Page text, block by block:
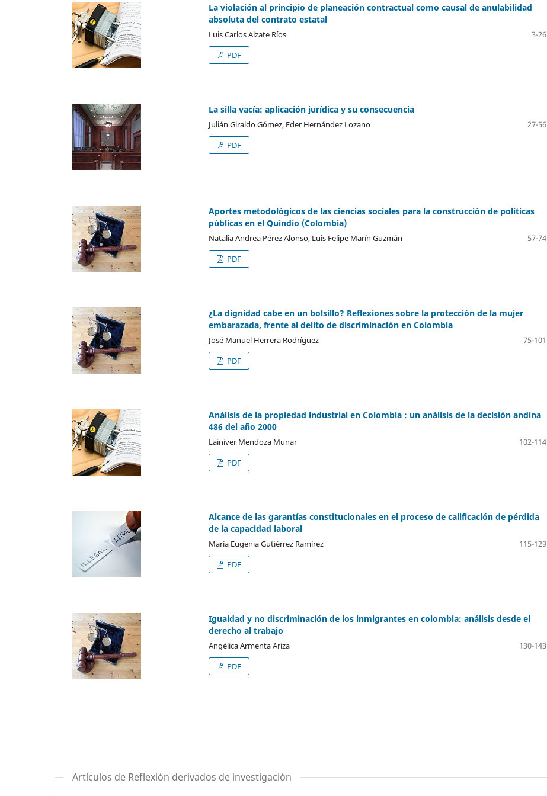
La violación al principio de planeación contractual como causal de anulabilidad
absoluta del contrato estatal
Luis Carlos Alzate Ríos
3-26
PDF
La silla vacía: aplicación jurídica y su consecuencia
Julián Giraldo Gómez, Eder Hernández Lozano
27-56
PDF
Aportes metodológicos de las ciencias sociales para la construcción de políticas
públicas en el Quindío (Colombia)
Natalia Andrea Pérez Alonso, Luis Felipe Marín Guzmán
57-74
PDF
¿La dignidad cabe en un bolsillo? Reflexiones sobre la protección de la mujer
embarazada, frente al delito de discriminación en Colombia
José Manuel Herrera Rodríguez
75-101
PDF
Análisis de la propiedad industrial en Colombia : un análisis de la decisión andina
486 del año 2000
Lainiver Mendoza Munar
102-114
PDF
Alcance de las garantías constitucionales en el proceso de calificación de pérdida
de la capacidad laboral
María Eugenia Gutiérrez Ramírez
115-129
PDF
Igualdad y no discriminación de los inmigrantes en colombia: análisis desde el
derecho al trabajo
Angélica Armenta Ariza
130-143
PDF
Artículos de Reflexión derivados de investigación